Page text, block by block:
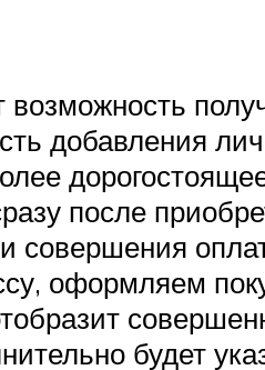
добавления
после
совершения
оформляем
будет